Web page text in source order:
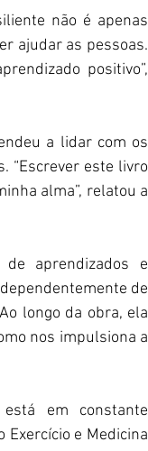
não é apenas
ajudar as pessoas.
positivo”,
a lidar com os
“Escrever este livro
alma”, relatou a
aprendizados e
de
longo da obra, ela
nos impulsiona a
em constante
Exercício e Medicina